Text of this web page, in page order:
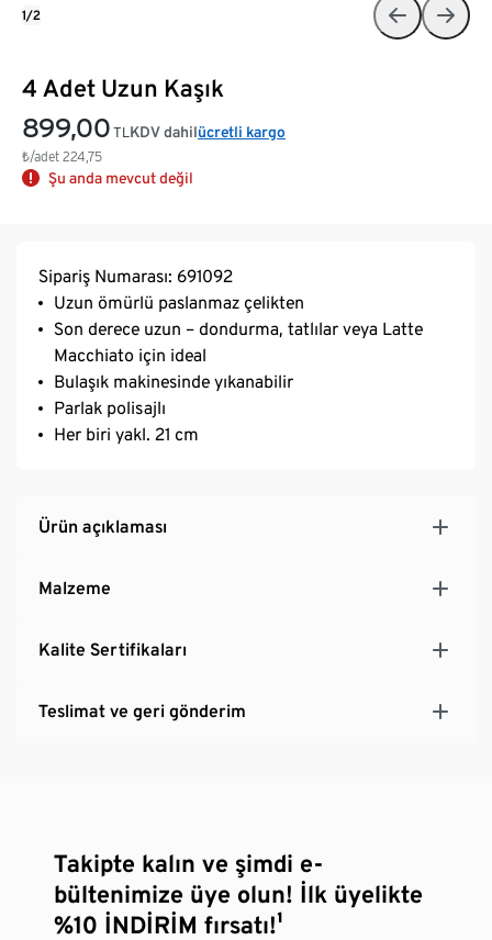
4 Adet Uzun Kaşık
899,00 TL
₺/adet 224,75
KDV dahilücretli kargo
Şu anda mevcut değil
1/2
Sipariş Numarası: 691092
Uzun ömürlü paslanmaz çelikten
Son derece uzun – dondurma, tatlılar veya Latte
Macchiato için ideal
Bulaşık makinesinde yıkanabilir
Parlak polisajlı
Her biri yakl. 21 cm
Ürün açıklaması
Malzeme
Kalite Sertifikaları
Teslimat ve geri gönderim
Takipte kalın ve şimdi e-
bültenimize üye olun! İlk üyelikte
%10 İNDİRİM fırsatı!¹